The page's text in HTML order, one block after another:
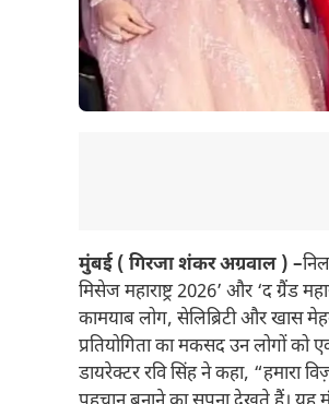
मुंबई ( गिरजा शंकर अग्रवाल ) –
मिसेज महाराष्ट्र 2026’ और ‘द ग्रैंड
कामयाब लोग, सेलिब्रिटी और खास
प्रतियोगिता का मकसद उन लोगों को
डायरेक्टर रवि सिंह ने कहा, “हमारा